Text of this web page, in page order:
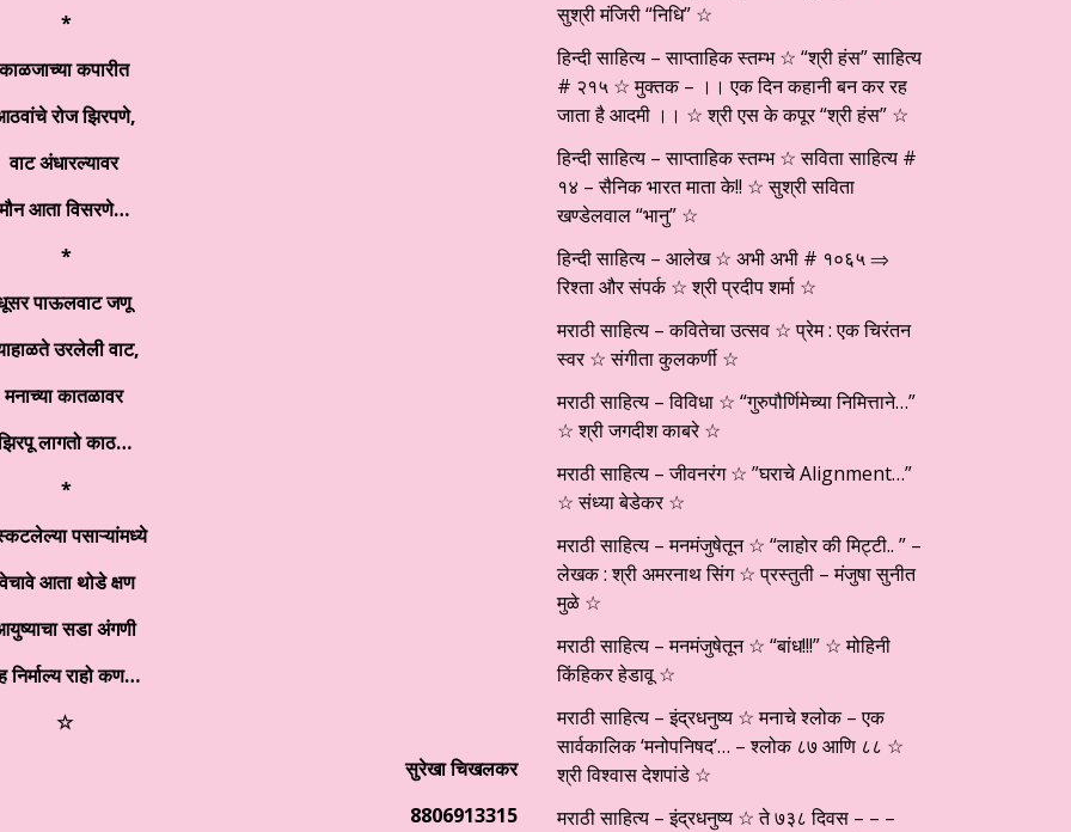
*
काळजाच्या कपारीत
रोज झिरपणे,
वाट अंधारल्यावर
मौन आता विसरणे…
*
पाऊलवाट जणू
उरलेली वाट,
मनाच्या कातळावर
लागतो काठ…
*
पसाऱ्यांमध्ये
आता थोडे क्षण
सडा अंगणी
निर्माल्य राहो कण…
☆
सुरेखा चिखलकर
8806913315
सुश्री मंजिरी “निधि” ☆
हिन्दी साहित्य – साप्ताहिक स्तम्भ ☆ “श्री हंस” साहित्य
# २१५ ☆ मुक्तक – ।। एक दिन कहानी बन कर रह
जाता है आदमी ।। ☆ श्री एस के कपूर “श्री हंस” ☆
हिन्दी साहित्य – साप्ताहिक स्तम्भ ☆ सविता साहित्य #
१४ – सैनिक भारत माता के!! ☆ सुश्री सविता
खण्डेलवाल “भानु” ☆
हिन्दी साहित्य – आलेख ☆ अभी अभी # १०६५ ⇒
रिश्ता और संपर्क ☆ श्री प्रदीप शर्मा ☆
मराठी साहित्य – कवितेचा उत्सव ☆ प्रेम : एक चिरंतन
स्वर ☆ संगीता कुलकर्णी ☆
मराठी साहित्य – विविधा ☆ “गुरुपौर्णिमेच्या निमित्ताने…”
☆ श्री जगदीश काबरे ☆
मराठी साहित्य – जीवनरंग ☆ ”घराचे Alignment…”
☆ संध्या बेडेकर ☆
मराठी साहित्य – मनमंजुषेतून ☆ “लाहोर की मिट्टी.. ” –
लेखक : श्री अमरनाथ सिंग ☆ प्रस्तुती – मंजुषा सुनीत
मुळे ☆
मराठी साहित्य – मनमंजुषेतून ☆ “बांध!!!” ☆ मोहिनी
किंहिकर हेडावू ☆
मराठी साहित्य – इंद्रधनुष्य ☆ मनाचे श्लोक – एक
सार्वकालिक ‘मनोपनिषद’… – श्लोक ८७ आणि ८८ ☆
श्री विश्वास देशपांडे ☆
मराठी साहित्य – इंद्रधनुष्य ☆ ते ७३८ दिवस – – –